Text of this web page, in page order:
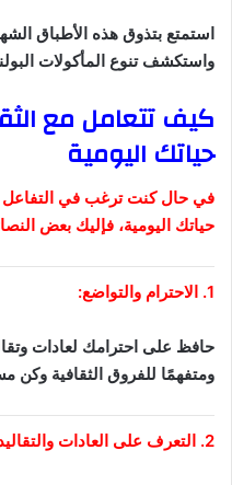
استمتع بتذوق هذه الأطباق
واستكشف تنوع المأكولات
كيف تتعامل مع
حياتك اليومية
في حال كنت ترغب في التفاعل
حياتك اليومية، فإليك بعض
1. الاحترام والتواضع:
حافظ على احترامك لعادات
ومتفهمًا للفروق الثقافية وكن
2. التعرف على العادات والتقاليد: